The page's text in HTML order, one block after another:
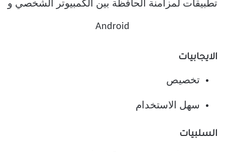
الايجابيات
تخصيص
سهل الاستخدام
السلبيات